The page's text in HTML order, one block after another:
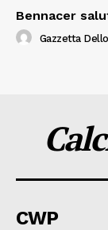
Bennacer
Gazzetta
CWP